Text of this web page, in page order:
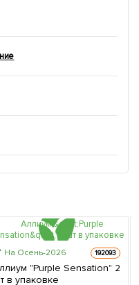
На Осень-2026 192093
"Purple Sensation" 2
в упаковке